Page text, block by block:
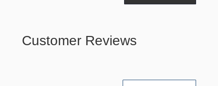
Customer Reviews